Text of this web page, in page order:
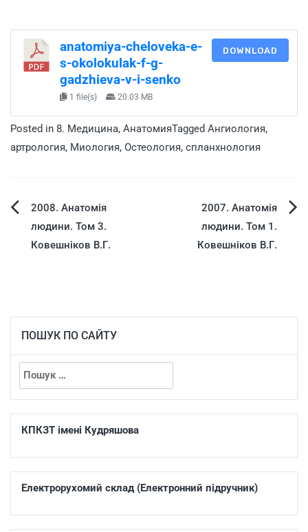
anatomiya-cheloveka-e-
s-okolokulak-f-g-
gadzhieva-v-i-senko
1 file(s) 20.03 MB
DOWNLOAD
Posted in 8. Медицина, АнатомияTagged Ангиология,
артрология, Миология, Остеология, спланхнология
2008. Анатомія
людини. Том 3.
Ковешніков В.Г.
2007. Анатомія
людини. Том 1.
Ковешніков В.Г.
ПОШУК ПО САЙТУ
КПКЗТ імені Кудряшова
Електрорухомий склад (Електронний підручник)